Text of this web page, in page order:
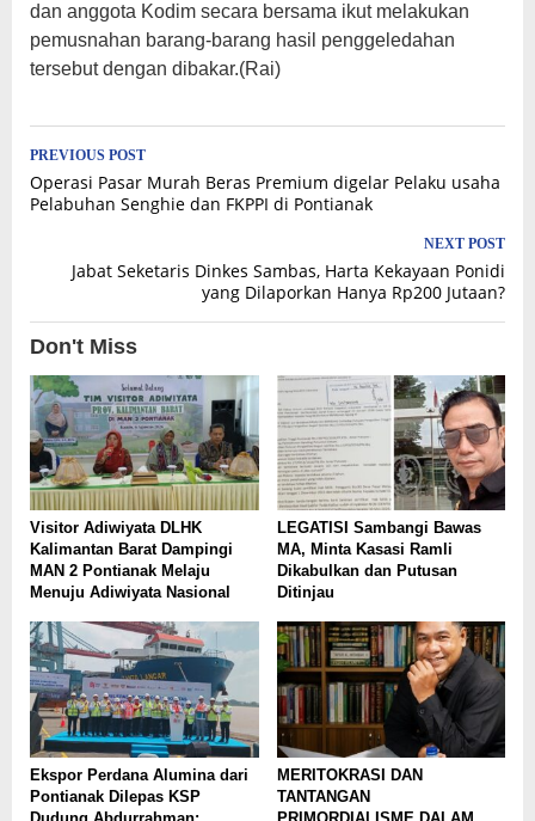
dan anggota Kodim secara bersama ikut melakukan
pemusnahan barang-barang hasil penggeledahan
tersebut dengan dibakar.(Rai)
Post
navigation
PREVIOUS POST
Operasi Pasar Murah Beras Premium digelar Pelaku usaha
Pelabuhan Senghie dan FKPPI di Pontianak
NEXT POST
Jabat Seketaris Dinkes Sambas, Harta Kekayaan Ponidi
yang Dilaporkan Hanya Rp200 Jutaan?
Don't Miss
Visitor Adiwiyata DLHK
Kalimantan Barat Dampingi
MAN 2 Pontianak Melaju
Menuju Adiwiyata Nasional
LEGATISI Sambangi Bawas
MA, Minta Kasasi Ramli
Dikabulkan dan Putusan
Ditinjau
Ekspor Perdana Alumina dari
Pontianak Dilepas KSP
MERITOKRASI DAN
TANTANGAN